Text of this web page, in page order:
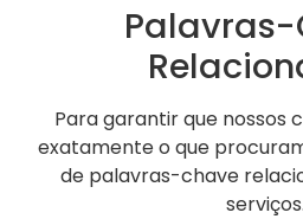
Para garantir que nossos
exatamente o que
de palavras-chave
serviços.